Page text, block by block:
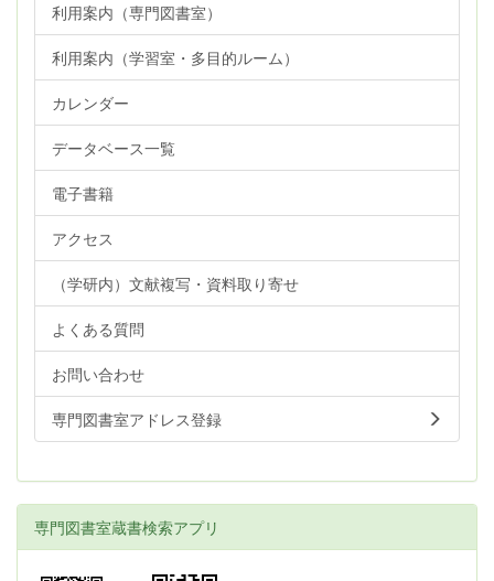
利用案内（専門図書室）
利用案内（学習室・多目的ルーム）
カレンダー
データベース一覧
電子書籍
アクセス
（学研内）文献複写・資料取り寄せ
よくある質問
お問い合わせ
専門図書室アドレス登録
専門図書室蔵書検索アプリ